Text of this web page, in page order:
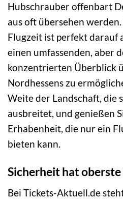
Hubschrauber offenbart
aus oft übersehen
Flugzeit ist perfekt darauf
einen umfassenden, aber
konzentrierten Überblick
Nordhessens zu
Weite der Landschaft, die
ausbreitet, und genießen
Erhabenheit, die nur ein
bieten kann.
Sicherheit hat
Bei Tickets-Aktuell.de